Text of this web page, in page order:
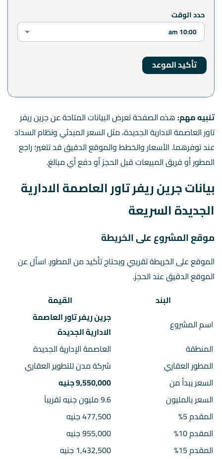
حدد الوقت
تنبيه مهم:هذه الصفحة تعرض البيانات المتاحة عن جرين ريفر
تاور العاصمة الادارية الجديدة، مثل السعر المبدئي ونظام السداد
عند توفرهما. الأسعار والخطط والموقع الدقيق قد تتغير؛ راجع
المطور أو فريق المبيعات قبل الحجز أو دفع أي مبالغ.
بيانات جرين ريفر تاور العاصمة الادارية
الجديدة السريعة
موقع المشروع على الخريطة
الموقع على الخريطة تقريبي ويحتاج تأكيد من المطور. اسأل عن
الموقع الدقيق عند الحجز.
البند
القيمة
اسم المشروع
جرين ريفر تاور العاصمة
الادارية الجديدة
المنطقة
العاصمة الإدارية الجديدة
المطور العقاري
شركة مدن للتطوير العقاري
السعر يبدأ من
9,550,000 جنيه
السعر بالمليون
9.6 مليون جنيه تقريباً
المقدم 5%
477,500 جنيه
المقدم 10%
955,000 جنيه
المقدم 15%
1,432,500 جنيه